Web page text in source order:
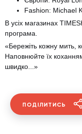
Fashion: Michael
В усіх магазинах
програма.
«Бережіть кожну мить,
Наповнюйте їх
швидко...»
ПОДІЛИТИСЬ